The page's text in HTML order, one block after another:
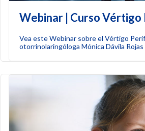
Webinar | Curso
Vea este Webinar sobre el Vértigo
otorrinolaringóloga Mónica Dávila Rojas